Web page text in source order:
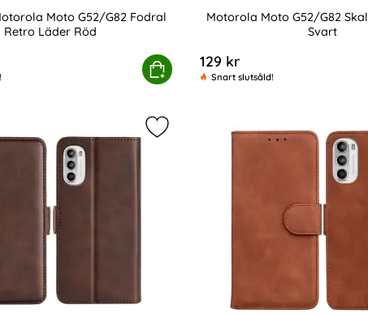
Brun
Moto G52/G82 Fodral
Retro Läder Röd
Köp
Motorola Moto G52/G82 Fodral Retro Läder Röd
Motorola Moto G52/G82
Svart
129 kr
Snart slutsåld!
Motorola
G52/G82 Fodral Äkta Läder Nappa Textur Blå som
Markera motorola Moto G52/G82